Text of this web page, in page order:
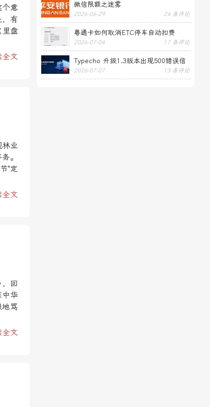
个意
有
里盘
全文
林业
。
"定
全文
回
中华
骂
全文
微信限额之迷雾
2026-06-29 24 条评论
粤通卡如何取消ETC停车自动扣费
2026-07-04 17 条评论
Typecho 升级1.3版本出现500错误信
息
2026-07-07 13 条评论